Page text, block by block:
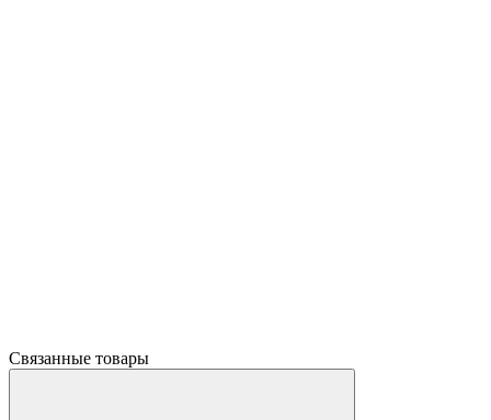
Связанные товары